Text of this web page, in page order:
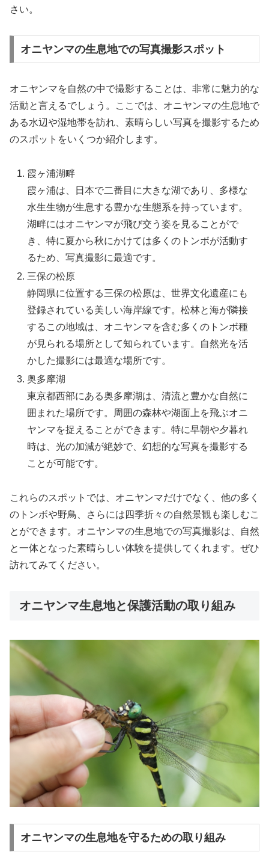
さい。
オニヤンマの生息地での写真撮影スポット
オニヤンマを自然の中で撮影することは、非常に魅力的な
活動と言えるでしょう。ここでは、オニヤンマの生息地で
ある水辺や湿地帯を訪れ、素晴らしい写真を撮影するため
のスポットをいくつか紹介します。
霞ヶ浦湖畔
霞ヶ浦は、日本で二番目に大きな湖であり、多様な
水生生物が生息する豊かな生態系を持っています。
湖畔にはオニヤンマが飛び交う姿を見ることがで
き、特に夏から秋にかけては多くのトンボが活動す
るため、写真撮影に最適です。
三保の松原
静岡県に位置する三保の松原は、世界文化遺産にも
登録されている美しい海岸線です。松林と海が隣接
するこの地域は、オニヤンマを含む多くのトンボ種
が見られる場所として知られています。自然光を活
かした撮影には最適な場所です。
奥多摩湖
東京都西部にある奥多摩湖は、清流と豊かな自然に
囲まれた場所です。周囲の森林や湖面上を飛ぶオニ
ヤンマを捉えることができます。特に早朝や夕暮れ
時は、光の加減が絶妙で、幻想的な写真を撮影する
ことが可能です。
これらのスポットでは、オニヤンマだけでなく、他の多く
のトンボや野鳥、さらには四季折々の自然景観も楽しむこ
とができます。オニヤンマの生息地での写真撮影は、自然
と一体となった素晴らしい体験を提供してくれます。ぜひ
訪れてみてください。
オニヤンマ生息地と保護活動の取り組み
オニヤンマの生息地を守るための取り組み